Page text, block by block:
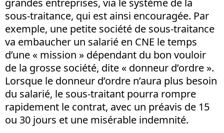
sous-traitance, qui est ainsi encouragée. Par
exemple, une petite société de sous-traitance
va embaucher un salarié en CNE le temps
d’une « mission » dépendant du bon vouloir
de la grosse société, dite « donneur d’ordre ».
Lorsque le donneur d’ordre n’aura plus besoin
du salarié, le sous-traitant pourra rompre
rapidement le contrat, avec un préavis de 15
ou 30 jours et une misérable indemnité.